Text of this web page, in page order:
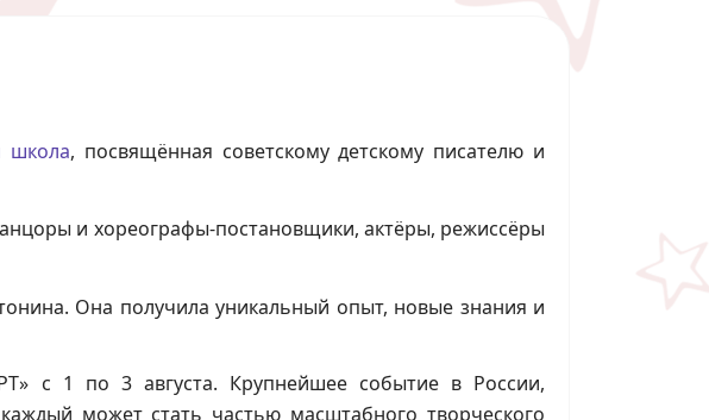
школа, посвящённая советскому детскому писателю и
и хореографы-постановщики, актёры, режиссёры
Она получила уникальный опыт, новые знания и
с 1 по 3 августа. Крупнейшее событие в России,
может стать частью масштабного творческого